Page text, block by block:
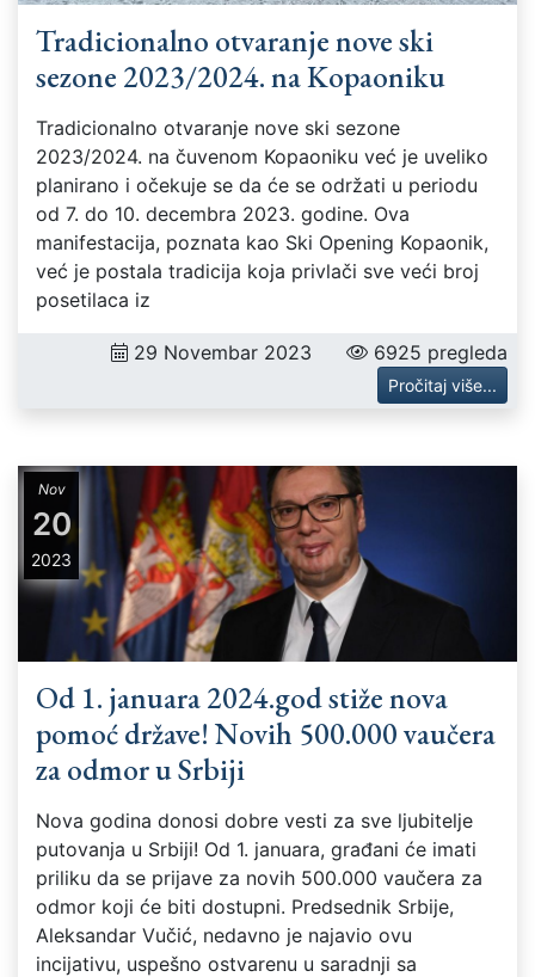
Tradicionalno otvaranje nove ski
sezone 2023/2024. na Kopaoniku
Tradicionalno otvaranje nove ski sezone
2023/2024. na čuvenom Kopaoniku već je uveliko
planirano i očekuje se da će se održati u periodu
od 7. do 10. decembra 2023. godine. Ova
manifestacija, poznata kao Ski Opening Kopaonik,
već je postala tradicija koja privlači sve veći broj
posetilaca iz
29 Novembar 2023 6925 pregleda
Pročitaj više...
Od 1. januara 2024.god stiže nova
pomoć države! Novih 500.000 vaučera
za odmor u Srbiji
Nova godina donosi dobre vesti za sve ljubitelje
putovanja u Srbiji! Od 1. januara, građani će imati
priliku da se prijave za novih 500.000 vaučera za
odmor koji će biti dostupni. Predsednik Srbije,
Aleksandar Vučić, nedavno je najavio ovu
incijativu, uspešno ostvarenu u saradnji sa
Nov
20
2023